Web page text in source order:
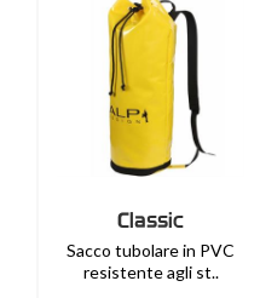
Classic
Sacco tubolare in PVC
resistente agli st..